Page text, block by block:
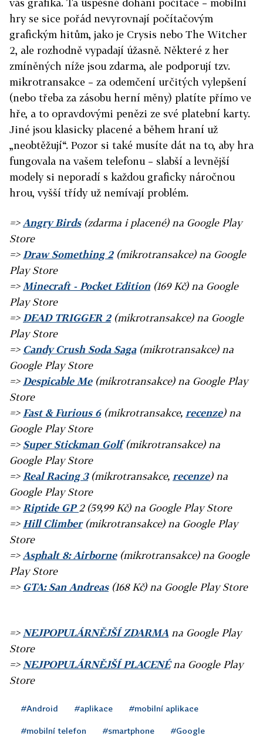
vás grafika. Ta úspěšně dohání počítače – mobilní
hry se sice pořád nevyrovnají počítačovým
grafickým hitům, jako je Crysis nebo The Witcher
2, ale rozhodně vypadají úžasně. Některé z her
zmíněných níže jsou zdarma, ale podporují tzv.
mikrotransakce – za odemčení určitých vylepšení
(nebo třeba za zásobu herní měny) platíte přímo ve
hře, a to opravdovými penězi ze své platební karty.
Jiné jsou klasicky placené a během hraní už
„neobtěžují“. Pozor si také musíte dát na to, aby hra
fungovala na vašem telefonu – slabší a levnější
modely si neporadí s každou graficky náročnou
hrou, vyšší třídy už nemívají problém.
=> Angry Birds(zdarma i placené) na Google Play
Store
=> Draw Something 2(mikrotransakce) na Google
Play Store
=> Minecraft - Pocket Edition (169 Kč) na Google
Play Store
=> DEAD TRIGGER 2(mikrotransakce) na Google
Play Store
=> Candy Crush Soda Saga(mikrotransakce) na
Google Play Store
=> Despicable Me(mikrotransakce) na Google Play
Store
=> Fast & Furious 6(mikrotransakce, recenze) na
Google Play Store
=> Super Stickman Golf(mikrotransakce) na
Google Play Store
=> Real Racing 3(mikrotransakce, recenze) na
Google Play Store
=> Riptide GP2 (59,99 Kč) na Google Play Store
=> Hill Climber(mikrotransakce) na Google Play
Store
=> Asphalt 8: Airborne(mikrotransakce) na Google
Play Store
=> GTA: San Andreas(168 Kč) na Google Play Store
=> NEJPOPULÁRNĚJŠÍ ZDARMA na Google Play
Store
=> NEJPOPULÁRNĚJŠÍ PLACENÉna Google Play
Store
#Android #aplikace #mobilní aplikace
#mobilní telefon #smartphone #Google